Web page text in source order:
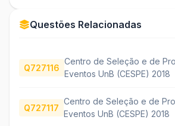
Questões Relacionadas
Q727116
Centro de Seleção e de
Eventos UnB (CESPE) 2018
Q727117
Centro de Seleção e de
Eventos UnB (CESPE) 2018